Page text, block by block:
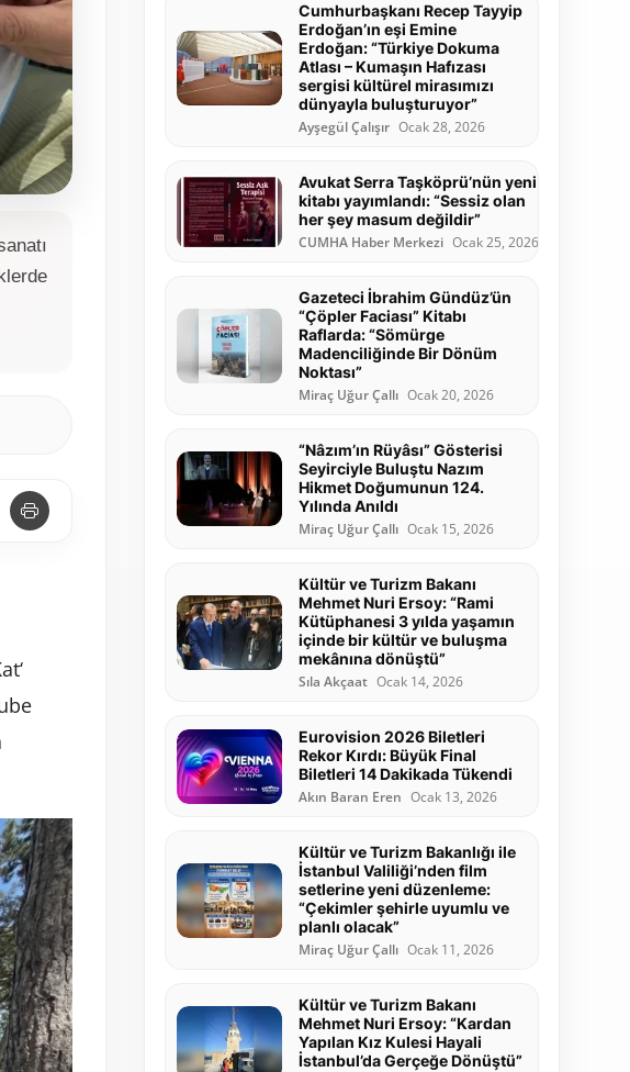
Cumhurbaşkanı Recep Tayyip
Erdoğan’ın eşi Emine
Erdoğan: “Türkiye Dokuma
Atlası – Kumaşın Hafızası
sergisi kültürel mirasımızı
dünyayla buluşturuyor”
Ayşegül Çalışır Ocak 28, 2026
Avukat Serra Taşköprü’nün yeni
kitabı yayımlandı: “Sessiz olan
her şey masum değildir”
CUMHA Haber Merkezi Ocak 25, 2026
Gazeteci İbrahim Gündüz’ün
“Çöpler Faciası” Kitabı
Raflarda: “Sömürge
Madenciliğinde Bir Dönüm
Noktası”
Miraç Uğur Çallı Ocak 20, 2026
“Nâzım’ın Rüyâsı” Gösterisi
Seyirciyle Buluştu Nazım
Hikmet Doğumunun 124.
Yılında Anıldı
Miraç Uğur Çallı Ocak 15, 2026
Kültür ve Turizm Bakanı
Mehmet Nuri Ersoy: “Rami
Kütüphanesi 3 yılda yaşamın
içinde bir kültür ve buluşma
mekânına dönüştü”
Sıla Akçaat Ocak 14, 2026
Eurovision 2026 Biletleri
Rekor Kırdı: Büyük Final
Biletleri 14 Dakikada Tükendi
Akın Baran Eren Ocak 13, 2026
Kültür ve Turizm Bakanlığı ile
İstanbul Valiliği’nden film
setlerine yeni düzenleme:
“Çekimler şehirle uyumlu ve
planlı olacak”
Miraç Uğur Çallı Ocak 11, 2026
Kültür ve Turizm Bakanı
Mehmet Nuri Ersoy: “Kardan
Yapılan Kız Kulesi Hayali
İstanbul’da Gerçeğe Dönüştü”